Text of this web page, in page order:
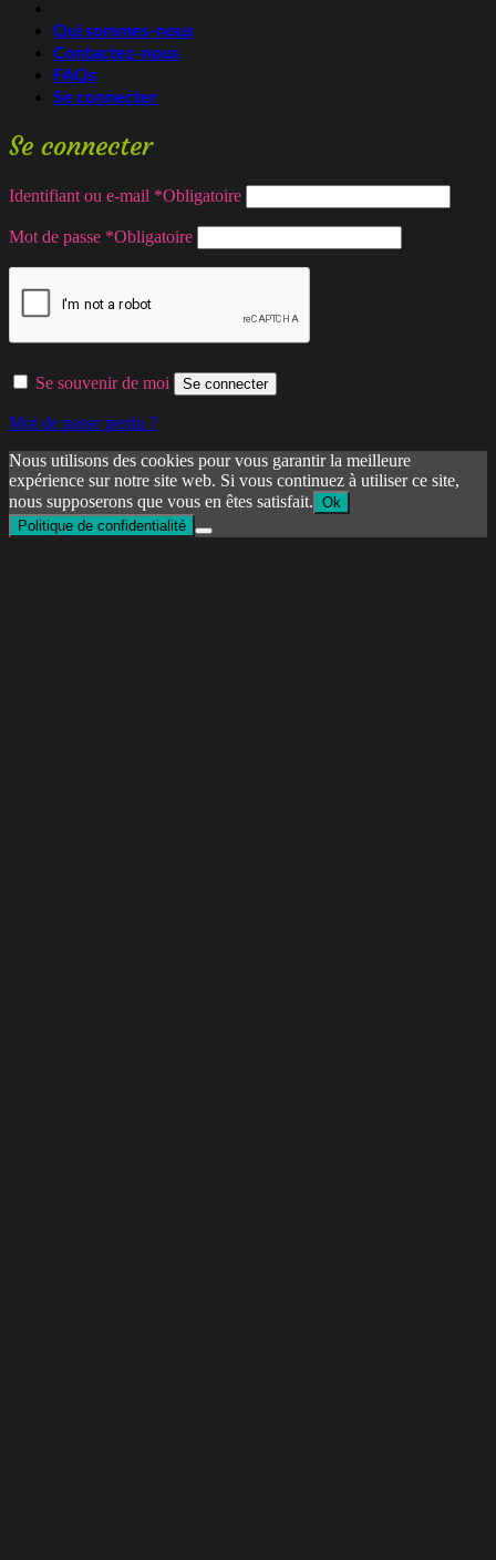
Qui sommes-nous
Contactez-nous
FAQs
Se connecter
Se connecter
Identifiant ou e-mail *Obligatoire
Mot de passe *Obligatoire
Se souvenir de moi Se connecter
Mot de passe perdu ?
Nous utilisons des cookies pour vous garantir la meilleure
expérience sur notre site web. Si vous continuez à utiliser ce site,
nous supposerons que vous en êtes satisfait. Ok
Politique de confidentialité